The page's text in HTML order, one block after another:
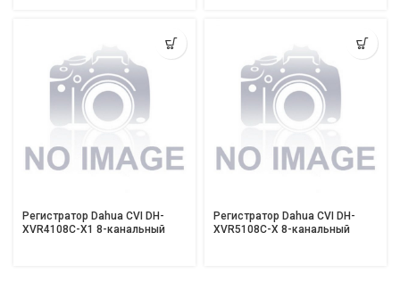
Регистратор Dahua CVI DH-
XVR4108C-X1 8-канальный
Регистратор Dahua CVI DH-
XVR5108C-X 8-канальный